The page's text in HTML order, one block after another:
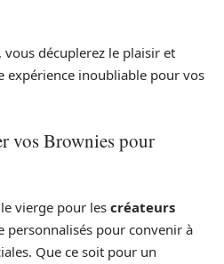
, vous décuplerez le plaisir et
expérience inoubliable pour vos
vos Brownies pour
vierge pour les créateurs
personnalisés pour convenir à
Que ce soit pour un